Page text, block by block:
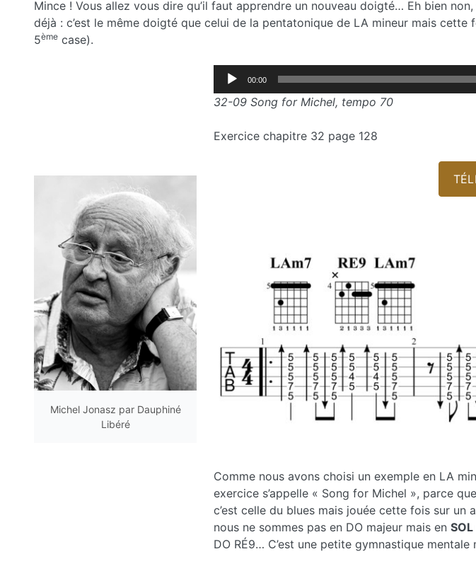
Mince ! Vous allez vous dire qu’il faut apprendre un nouveau doigté… Eh bien
déjà : c’est le même doigté que celui de la pentatonique de LA mineur mais
5ème case).
Michel Jonasz par Dauphiné
Libéré
Lecteur
audio
00:00
32-09 Song for Michel, tempo 70
Exercice chapitre 32 page 128
Comme nous avons choisi un exemple en LA
exercice s’appelle « Song for Michel », parce
c’est celle du blues mais jouée cette fois sur
nous ne sommes pas en DO majeur mais en
DO RÉ9… C’est une petite gymnastique